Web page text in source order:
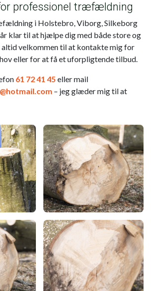
professionel træfældning
i Holstebro, Viborg, Silkeborg
klar til at hjælpe dig med både store og
altid velkommen til at kontakte mig for
eller for at få et uforpligtende tilbud.
61 72 41 45 eller mail
– jeg glæder mig til at